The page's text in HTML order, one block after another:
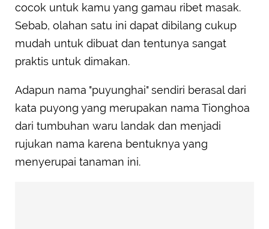
cocok untuk kamu yang gamau ribet masak.
Sebab, olahan satu ini dapat dibilang cukup
mudah untuk dibuat dan tentunya sangat
praktis untuk dimakan.
Adapun nama "puyunghai" sendiri berasal dari
kata puyong yang merupakan nama Tionghoa
dari tumbuhan waru landak dan menjadi
rujukan nama karena bentuknya yang
menyerupai tanaman ini.